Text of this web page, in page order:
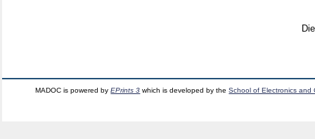
MADOC is powered byEPrints 3 which is developed by theSchool of Electronics and